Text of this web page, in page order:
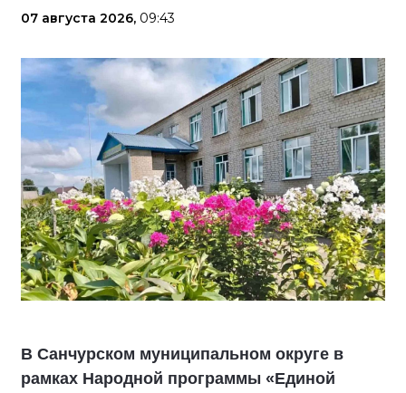
07 августа 2026, 09:43
В Санчурском муниципальном округе в
рамках Народной программы «Единой